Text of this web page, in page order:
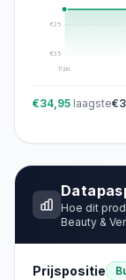
€35
€35
11 jun.
€34,95 laagste
Hoe dit
Beauty &
Prijspositie